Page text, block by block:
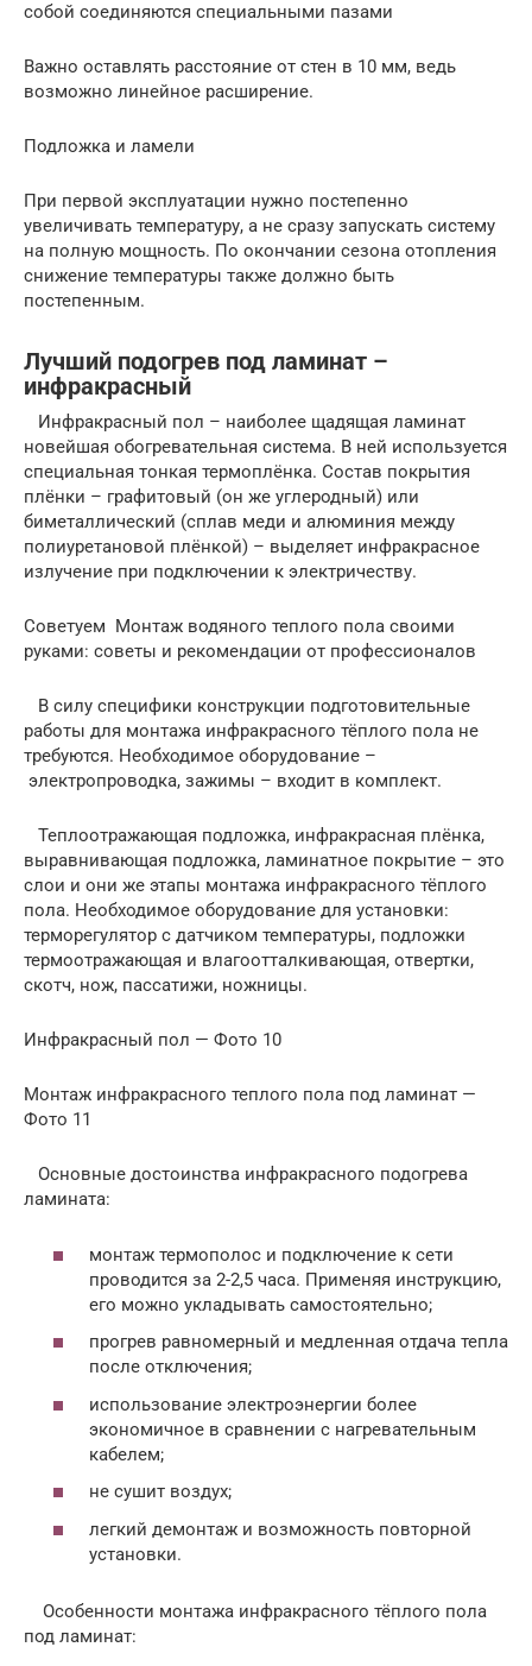
собой соединяются специальными пазами
Важно оставлять расстояние от стен в 10 мм, ведь
возможно линейное расширение.
Подложка и ламели
При первой эксплуатации нужно постепенно
увеличивать температуру, а не сразу запускать систему
на полную мощность. По окончании сезона отопления
снижение температуры также должно быть
постепенным.
Лучший подогрев под ламинат –
инфракрасный
Инфракрасный пол – наиболее щадящая ламинат
новейшая обогревательная система. В ней используется
специальная тонкая термоплёнка. Состав покрытия
плёнки – графитовый (он же углеродный) или
биметаллический (сплав меди и алюминия между
полиуретановой плёнкой) – выделяет инфракрасное
излучение при подключении к электричеству.
Советуем Монтаж водяного теплого пола своими
руками: советы и рекомендации от профессионалов
В силу специфики конструкции подготовительные
работы для монтажа инфракрасного тёплого пола не
требуются. Необходимое оборудование –
электропроводка, зажимы – входит в комплект.
Теплоотражающая подложка, инфракрасная плёнка,
выравнивающая подложка, ламинатное покрытие – это
слои и они же этапы монтажа инфракрасного тёплого
пола. Необходимое оборудование для установки:
терморегулятор с датчиком температуры, подложки
термоотражающая и влагоотталкивающая, отвертки,
скотч, нож, пассатижи, ножницы.
Инфракрасный пол — Фото 10
Монтаж инфракрасного теплого пола под ламинат —
Фото 11
Основные достоинства инфракрасного подогрева
ламината:
монтаж термополос и подключение к сети
проводится за 2-2,5 часа. Применяя инструкцию,
его можно укладывать самостоятельно;
прогрев равномерный и медленная отдача тепла
после отключения;
использование электроэнергии более
экономичное в сравнении с нагревательным
кабелем;
не сушит воздух;
легкий демонтаж и возможность повторной
установки.
Особенности монтажа инфракрасного тёплого пола
под ламинат: